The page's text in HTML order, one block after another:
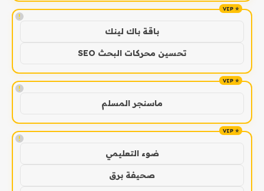
!
باقة باك لينك
تحسين محركات البحث SEO
!
ماسنجر المسلم
!
ضوء التعليمي
صحيفة برق